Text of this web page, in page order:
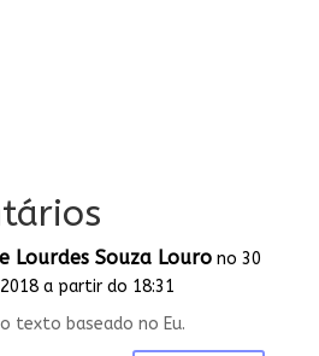
Lourdes Souza Louro no 30
a partir do 18:31
texto baseado no Eu.